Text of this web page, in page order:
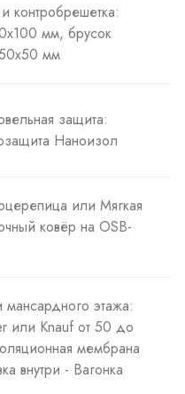
контробрешетка:
мм, брусок
мм
защита:
Наноизол
или Мягкая
ковёр на OSB-
этажа:
или Knauf от 50 до
мембрана
внутри - Вагонка